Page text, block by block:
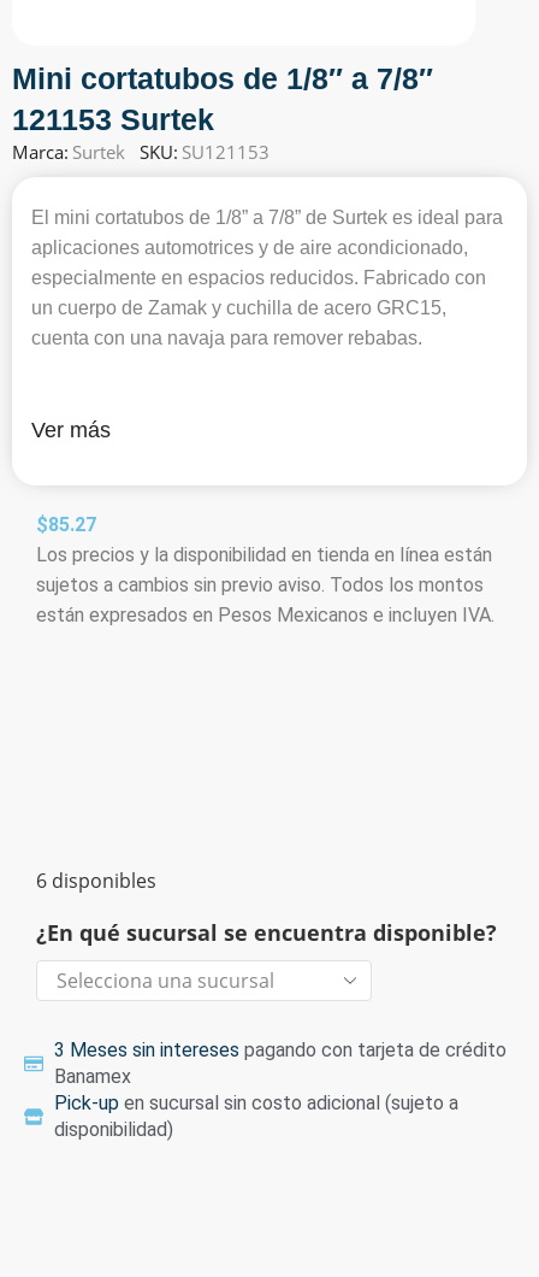
Mini cortatubos de 1/8″ a 7/8″
121153 Surtek
Marca: Surtek SKU: SU121153
El mini cortatubos de 1/8” a 7/8” de Surtek es ideal para
aplicaciones automotrices y de aire acondicionado,
especialmente en espacios reducidos. Fabricado con
un cuerpo de Zamak y cuchilla de acero GRC15,
cuenta con una navaja para remover rebabas.
Ver más
$85.27
Los precios y la disponibilidad en tienda en línea están
sujetos a cambios sin previo aviso. Todos los montos
están expresados en Pesos Mexicanos e incluyen IVA.
6 disponibles
¿En qué sucursal se encuentra disponible?
3 Meses sin intereses pagando con tarjeta de crédito
Banamex
Pick-up en sucursal sin costo adicional (sujeto a
disponibilidad)